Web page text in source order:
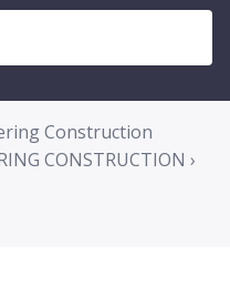
Construction
CONSTRUCTION ›